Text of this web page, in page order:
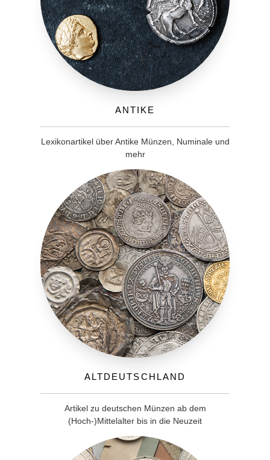
Antike
Lexikonartikel über Antike Münzen, Numinale und
mehr
Altdeutschland
Artikel zu deutschen Münzen ab dem
(Hoch-)Mittelalter bis in die Neuzeit